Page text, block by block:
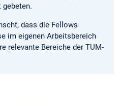
dass die Fellows
im eigenen Arbeitsbereich
relevante Bereiche der TUM-